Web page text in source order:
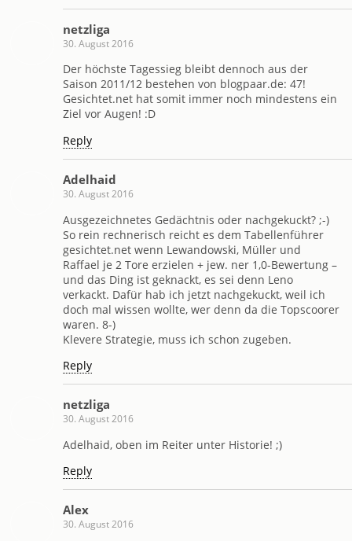
netzliga
30. August 2016
Der höchste Tagessieg bleibt dennoch aus der
Saison 2011/12 bestehen von blogpaar.de: 47!
Gesichtet.net hat somit immer noch mindestens ein
Ziel vor Augen! :D
Reply
Adelhaid
30. August 2016
Ausgezeichnetes Gedächtnis oder nachgekuckt? ;-)
So rein rechnerisch reicht es dem Tabellenführer
gesichtet.net wenn Lewandowski, Müller und
Raffael je 2 Tore erzielen + jew. ner 1,0-Bewertung –
und das Ding ist geknackt, es sei denn Leno
verkackt. Dafür hab ich jetzt nachgekuckt, weil ich
doch mal wissen wollte, wer denn da die Topscoorer
waren. 8-)
Klevere Strategie, muss ich schon zugeben.
Reply
netzliga
30. August 2016
Adelhaid, oben im Reiter unter Historie! ;)
Reply
Alex
30. August 2016